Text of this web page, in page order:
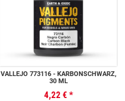
VALLEJO 773116 - KARBONSCHWARZ,
30 ML
4,22 € *